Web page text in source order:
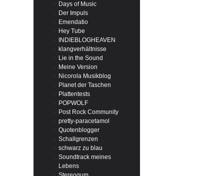
Days of Music
Der Impuls
Emendatio
Hey Tube
INDIEBLOGHEAVEN
klangverhältnisse
Lie in the Sound
Meine Version
Nicorola Musikblog
Planet der Taschen
Plattentests
POPWOLF
Post Rock Community
pretty-paracetamol
Quotenblogger
Schallgrenzen
schwarz zu blau
Soundtrack meines
Lebens